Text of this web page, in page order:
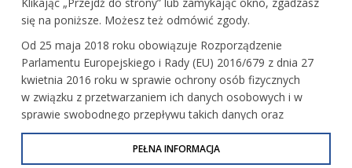
Zakończyła się przebudowa wlotów ronda Zesłańców
Sybiru w Tarnowie. Prace objęły skrzyżowanie ulic
Lwowskiej, Marusarz i Okrężnej.
się na poniższe. Możesz też odmówić zgody.
Od 25 maja 2018 roku obowiązuje Rozporządzenie
Parlamentu Europejskiego i Rady (EU) 2016/679 z dnia 27
kwietnia 2016 roku w sprawie ochrony osób fizycznych
w związku z przetwarzaniem ich danych osobowych i w
sprawie swobodnego przepływu takich danych oraz
uchylenia dyrektywy 95/46/WE (określane jako RODO, GDPR
lub Ogólne Rozporządzenie o Ochronie Danych
PEŁNA INFORMACJA